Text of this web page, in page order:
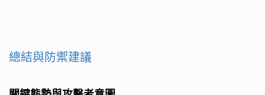
總結與防禦建議